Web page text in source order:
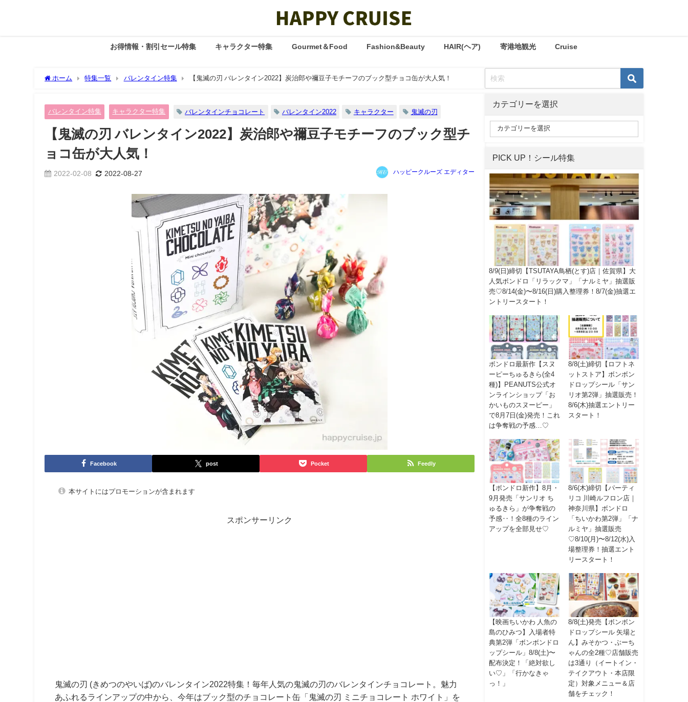
お得情報・割引セール特集 キャラクター特集 Gourmet＆Food Fashion&Beauty HAIR(ヘア) 寄港地観光 Cruise
ホーム 特集一覧 バレンタイン特集 【鬼滅の刃 バレンタイン2022】炭治郎や禰豆子モチーフのブック型チョコ缶が大人気！
バレンタイン特集 キャラクター特集 バレンタインチョコレート バレンタイン2022 キャラクター 鬼滅の刃
【鬼滅の刃 バレンタイン2022】炭治郎や禰豆子モチーフのブック型チ
ョコ缶が大人気！
2022-02-08 2022-08-27 ハッピークルーズ エディター
Facebook post Pocket Feedly
本サイトにはプロモーションが含まれます
スポンサーリンク
鬼滅の刃 (きめつのやいば)のバレンタイン2022特集！毎年人気の鬼滅の刃のバレンタインチョコレート。魅力
あふれるラインアップの中から、今年はブック型のチョコレート缶「鬼滅の刃 ミニチョコレート ホワイト」を
カテゴリーを選択
PICK UP！シール特集
8/9(日)締切【TSUTAYA鳥栖(とす)店｜佐賀県】大
人気ボンドロ「リラックマ」「ナルミヤ」抽選販
売♡8/14(金)〜8/16(日)購入整理券！8/7(金)抽選エ
ントリースタート！
ボンドロ最新作【スヌ
ーピーちゅるきら(全4
種)】PEANUTS公式オ
ンラインショップ「お
かいものスヌーピー」
で8月7日(金)発売！これ
は争奪戦の予感…♡
8/8(土)締切【ロフトネ
ットストア】ボンボン
ドロップシール「サン
リオ第2弾」抽選販売！
8/6(木)抽選エントリー
スタート！
【ボンドロ新作】8月・
9月発売「サンリオ ち
ゅるきら」が争奪戦の
予感‥！全8種のライン
アップを全部見せ♡
8/6(木)締切【パーティ
リコ 川崎ルフロン店｜
神奈川県】ボンドロ
「ちいかわ第2弾」「ナ
ルミヤ」抽選販売
♡8/10(月)〜8/12(水)入
場整理券！抽選エント
リースタート！
【映画ちいかわ 人魚の
島のひみつ】入場者特
典第2弾「ボンボンドロ
ップシール」8/8(土)〜
配布決定！「絶対欲し
い♡」「行かなきゃ
っ！」
8/8(土)発売【ボンボン
ドロップシール 矢場と
ん】みそかつ・ぶーち
ゃんの全2種♡店舗販売
は3通り（イートイン・
テイクアウト・本店限
定）対象メニュー＆店
舗をチェック！